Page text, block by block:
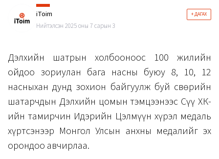
iToim + ДАГАХ
Нийтэлсэн 2025 оны 7 сарын 3
Дэлхийн шатрын холбооноос 100 жилийн
ойдоо зориулан бага насны буюу 8, 10, 12
насныхан дунд зохион байгуулж буй Өсвөрийн
шатарчдын Дэлхийн цомын тэмцээнээс Сүү ХК-
ийн тамирчин Идэрийн Цэлмүүн хүрэл медаль
хүртсэнээр Монгол Улсын анхны медалийг эх
орондоо авчирлаа.